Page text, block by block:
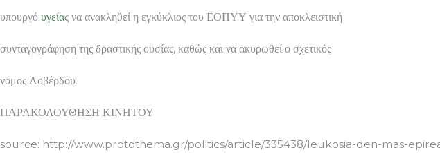
υπουργό υγείας να ανακληθεί η εγκύκλιος του ΕΟΠΥΥ για την αποκλειστική
συνταγογράφηση της δραστικής ουσίας, καθώς και να ακυρωθεί ο σχετικός
νόμος Λοβέρδου.
ΠΑΡΑΚΟΛΟΥΘΗΣΗ ΚΙΝΗΤΟΥ
source: http://www.protothema.gr/politics/article/335438/leukosia-den-mas-